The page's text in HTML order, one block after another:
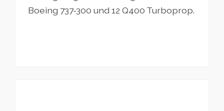
Boeing 737-300 und 12 Q400 Turboprop.